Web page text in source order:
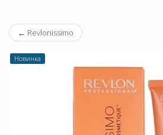
← Revlonissimo
Новинка